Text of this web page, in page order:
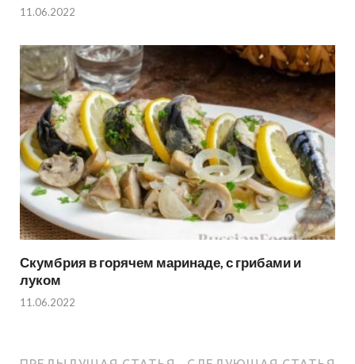
11.06.2022
Скумбрия в горячем маринаде, с грибами и
луком
11.06.2022